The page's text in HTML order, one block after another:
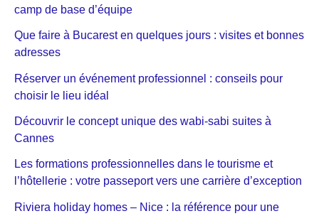
camp de base d’équipe
Que faire à Bucarest en quelques jours : visites et bonnes
adresses
Réserver un événement professionnel : conseils pour
choisir le lieu idéal
Découvrir le concept unique des wabi-sabi suites à
Cannes
Les formations professionnelles dans le tourisme et
l’hôtellerie : votre passeport vers une carrière d’exception
Riviera holiday homes – Nice : la référence pour une